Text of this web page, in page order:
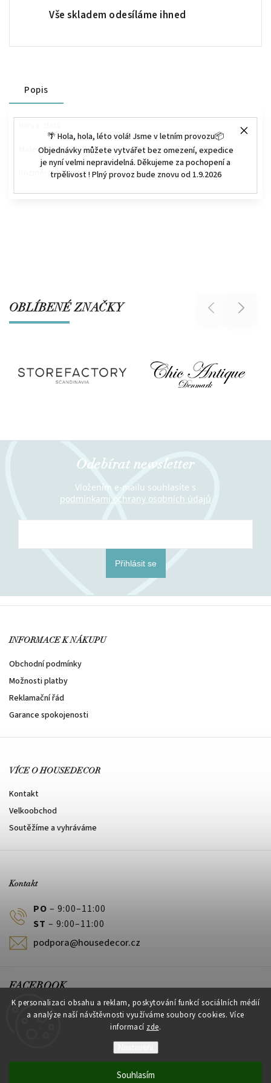
K personalizaci obsahu a reklam, poskytování funkcí sociálních médií
a analýze naší návštěvnosti využíváme soubory cookies. Více
informací zde.
Souhlasím
🌴 Hola, hola, léto volá! Jsme v letním provozu📦
Objednávky můžete vytvářet bez omezení, expedice
je nyní velmi nepravidelná. Děkujeme za pochopení a
trpělivost ! Plný provoz bude znovu od 1.9.2026
Vše skladem odesíláme ihned
Popis
Materiál: kov
Rozměry:8 x 20 cm
OBLÍBENÉ ZNAČKY Previous Next
Odebírat newsletter
Vložením e-mailu souhlasíte s
podmínkami ochrany osobních údajů
Přihlásit se
INFORMACE K NÁKUPU
Obchodní podmínky
Možnosti platby
Reklamační řád
Garance spokojenosti
VÍCE O HOUSEDECOR
Kontakt
Velkoobchod
Soutěžíme a vyhráváme
Kontakt
PO – 9:00–11:00
ST – 9:00–11:00
podpora@housedecor.cz
FACEBOOK